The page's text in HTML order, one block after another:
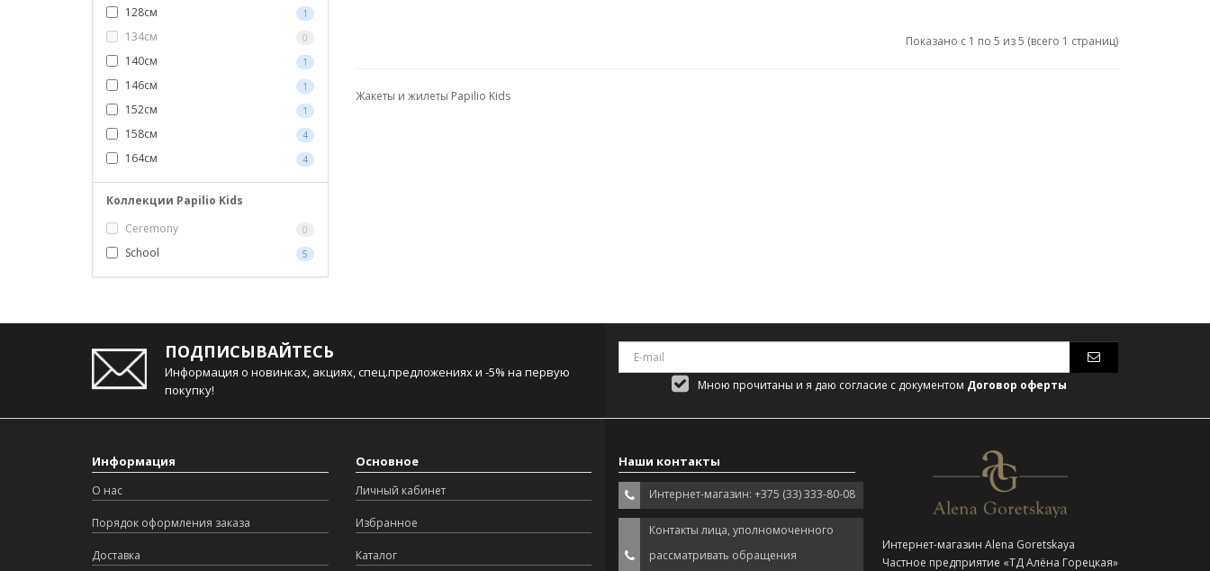
128см 1
134см 0
140см 1
146см 1
152см 1
158см 4
164см 4
Коллекции Papilio Kids
Ceremony
0
School 5
Показано с 1 по 5 из 5 (всего 1 страниц)
Жакеты и жилеты Papilio Kids
ПОДПИСЫВАЙТЕСЬ
Информация о новинках, акциях, спец.предложениях и -5% на первую
покупку!
Мною прочитаны и я даю согласие с документом Договор оферты
Информация
О нас
Порядок оформления заказа
Доставка
Основное
Личный кабинет
Избранное
Каталог
Наши контакты
Интернет-магазин: +375 (33) 333-80-08
Контакты лица, уполномоченного
рассматривать обращения
Интернет-магазин Alena Goretskaya
Частное предприятие «ТД Алёна Горецкая»